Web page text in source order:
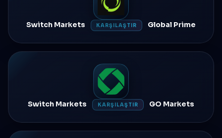
Switch Markets KARŞILAŞTIR Global Prime
Switch Markets KARŞILAŞTIR GO Markets